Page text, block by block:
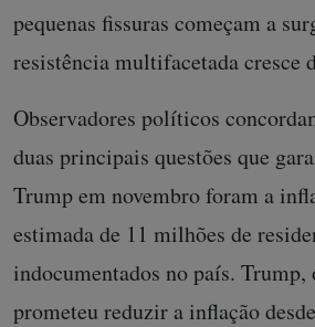
pequenas fissuras começam a
resistência multifacetada cresce
Observadores políticos
duas principais questões que
Trump em novembro foram a
estimada de 11 milhões de
indocumentados no país. Trump,
prometeu reduzir a inflação